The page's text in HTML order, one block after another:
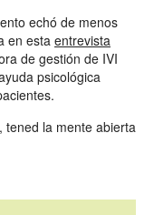
echó de menos
en esta entrevista
de gestión de IVI
psicológica
tened la mente abierta